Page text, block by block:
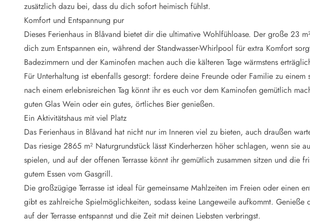
Reiseführer Dänemark
Tipps für Urlaub in Dänemark
Wetter in Dänemark
Saisonzeiten
Badesicherheit im Meer
Naturschutz
Webcam Dänemark
Ferienhauskatalog
Fotowettbewerb
Vorteile bei uns
Reisecurity
Esmark KidsVIP
Esmark VIP - Partnervorteile und Rabatte
Preisgarantie
Keine Kaution
Gästebewertungen
Gratis WLAN
zusätzlich dazu bei, dass du dich sofort heimisch fühlst.
Komfort und Entspannung pur
Dieses Ferienhaus in Blåvand bietet dir die ultimative Wohlfühloase. Der große 23
dich zum Entspannen ein, während der Standwasser-Whirlpool für extra Komfort
Badezimmern und der Kaminofen machen auch die kälteren Tage wärmstens
Für Unterhaltung ist ebenfalls gesorgt: fordere deine Freunde oder Familie zu einem
nach einem erlebnisreichen Tag könnt ihr es euch vor dem Kaminofen gemütlich
guten Glas Wein oder ein gutes, örtliches Bier genießen.
Ein Aktivitätshaus mit viel Platz
Das Ferienhaus in Blåvand hat nicht nur im Inneren viel zu bieten, auch draußen
Das riesige 2865 m² Naturgrundstück lässt Kinderherzen höher schlagen, wenn sie
spielen, und auf der offenen Terrasse könnt ihr gemütlich zusammen sitzen und die
gutem Essen vom Gasgrill.
Die großzügige Terrasse ist ideal für gemeinsame Mahlzeiten im Freien oder einen
gibt es zahlreiche Spielmöglichkeiten, sodass keine Langeweile aufkommt.
auf der Terrasse entspannst und die Zeit mit deinen Liebsten verbringst.